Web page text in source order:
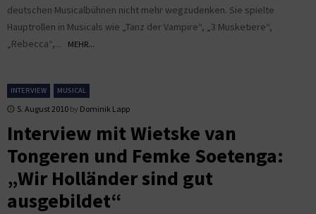
deutschen Musicalbühnen nicht mehr wegzudenken. Sie spielte
Hauptrollen in Musicals wie „Tanz der Vampire“, „3 Musketiere“,
„Rebecca“,...
MEHR...
INTERVIEW MUSICAL
5. August 2010 by Dominik Lapp
Interview mit Wietske van
Tongeren und Femke Soetenga:
„Wir Holländer sind gut
ausgebildet“